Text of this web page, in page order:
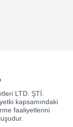
LTD. ŞTİ.
kapsamındaki
faaliyetlerini